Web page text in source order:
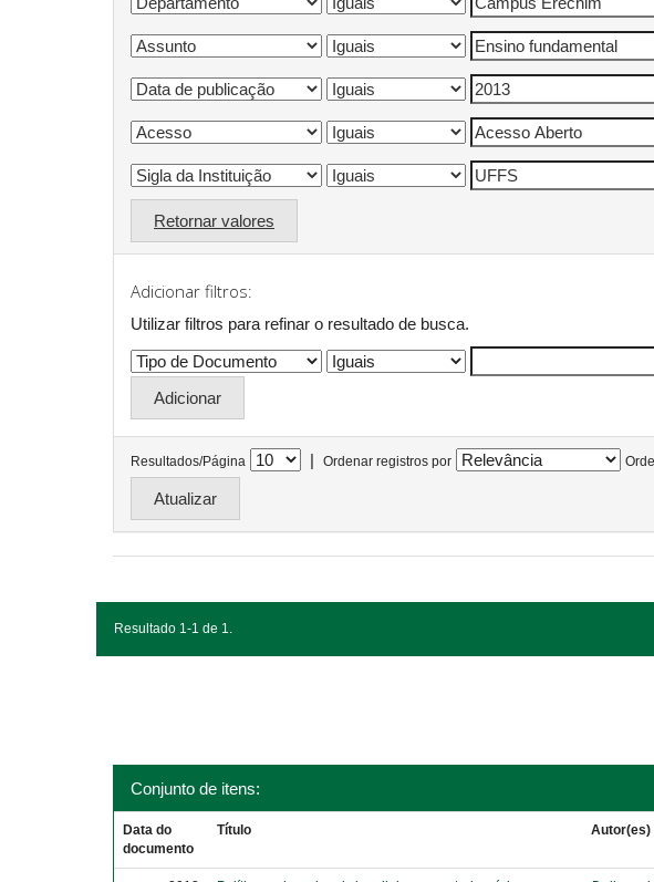
Retornar valores
Adicionar filtros:
Utilizar filtros para refinar o resultado de busca.
Resultados/Página | Ordenar registros por
Resultado 1-1 de 1.
Conjunto de itens:
Data do
documento
Título Autor(es)